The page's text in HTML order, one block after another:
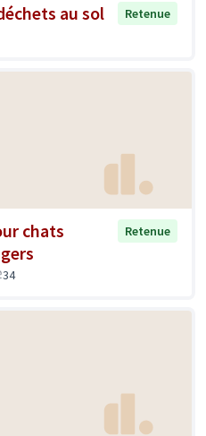
au sol
Retenue
chats
Retenue
34